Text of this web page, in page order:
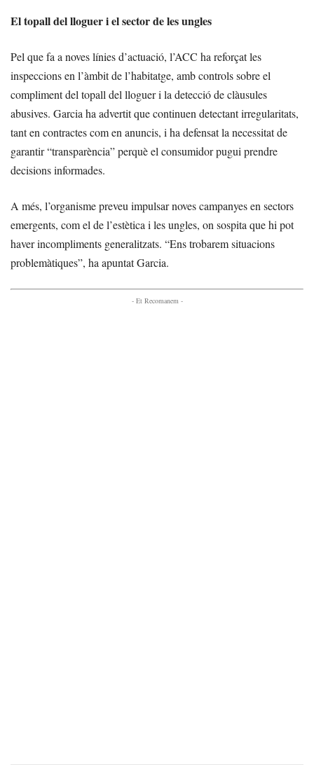
El topall del lloguer i el sector de les ungles
Pel que fa a noves línies d’actuació, l’ACC ha reforçat les
inspeccions en l’àmbit de l’habitatge, amb controls sobre el
compliment del topall del lloguer i la detecció de clàusules
abusives. Garcia ha advertit que continuen detectant irregularitats,
tant en contractes com en anuncis, i ha defensat la necessitat de
garantir “transparència” perquè el consumidor pugui prendre
decisions informades.
A més, l’organisme preveu impulsar noves campanyes en sectors
emergents, com el de l’estètica i les ungles, on sospita que hi pot
haver incompliments generalitzats. “Ens trobarem situacions
problemàtiques”, ha apuntat Garcia.
- Et Recomanem -